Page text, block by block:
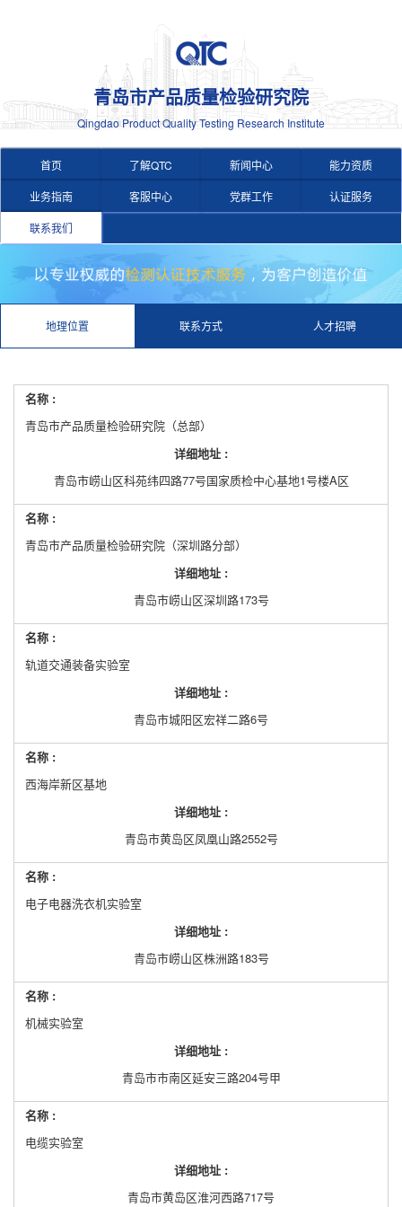
青岛市产品质量检验研究院
Qingdao Product Quality Testing Research Institute
首页 了解QTC 新闻中心 能力资质
业务指南 客服中心 党群工作 认证服务
联系我们
地理位置 联系方式 人才招聘
名称 :
青岛市产品质量检验研究院（总部）
详细地址 :
青岛市崂山区科苑纬四路77号国家质检中心基地1号楼A区
名称 :
青岛市产品质量检验研究院（深圳路分部）
详细地址 :
青岛市崂山区深圳路173号
名称 :
轨道交通装备实验室
详细地址 :
青岛市城阳区宏祥二路6号
名称 :
西海岸新区基地
详细地址 :
青岛市黄岛区凤凰山路2552号
名称 :
电子电器洗衣机实验室
详细地址 :
青岛市崂山区株洲路183号
名称 :
机械实验室
详细地址 :
青岛市市南区延安三路204号甲
名称 :
电缆实验室
详细地址 :
青岛市黄岛区淮河西路717号